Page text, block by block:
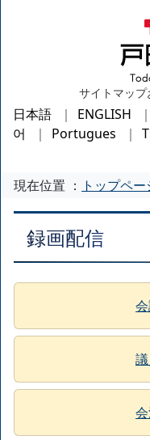
サイトマップ
日本語 ENGLISH
어
Portugues
現在位置 ： トップペー
録画配信